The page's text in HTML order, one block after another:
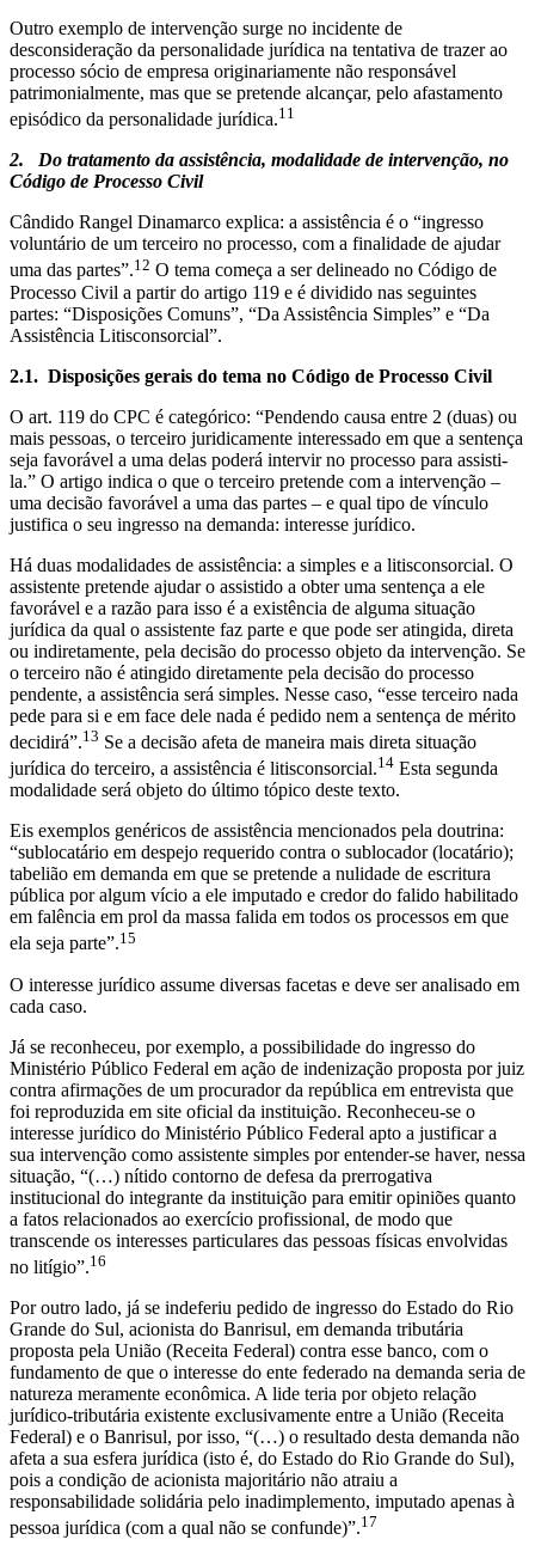
Outro exemplo de intervenção surge no incidente de
desconsideração da personalidade jurídica na tentativa de trazer ao
processo sócio de empresa originariamente não responsável
patrimonialmente, mas que se pretende alcançar, pelo afastamento
episódico da personalidade jurídica.11
2.
Do tratamento da assistência, modalidade de intervenção, no
Código de Processo Civil
Cândido Rangel Dinamarco explica: a assistência é o “ingresso
voluntário de um terceiro no processo, com a finalidade de ajudar
uma das partes”.12 O tema começa a ser delineado no Código de
Processo Civil a partir do artigo 119 e é dividido nas seguintes
partes: “Disposições Comuns”, “Da Assistência Simples” e “Da
Assistência Litisconsorcial”.
2.1. Disposições gerais do tema no Código de Processo Civil
O art. 119 do CPC é categórico: “Pendendo causa entre 2 (duas) ou
mais pessoas, o terceiro juridicamente interessado em que a sentença
seja favorável a uma delas poderá intervir no processo para assisti-
la.” O artigo indica o que o terceiro pretende com a intervenção –
uma decisão favorável a uma das partes – e qual tipo de vínculo
justifica o seu ingresso na demanda: interesse jurídico.
Há duas modalidades de assistência: a simples e a litisconsorcial. O
assistente pretende ajudar o assistido a obter uma sentença a ele
favorável e a razão para isso é a existência de alguma situação
jurídica da qual o assistente faz parte e que pode ser atingida, direta
ou indiretamente, pela decisão do processo objeto da intervenção. Se
o terceiro não é atingido diretamente pela decisão do processo
pendente, a assistência será simples. Nesse caso, “esse terceiro nada
pede para si e em face dele nada é pedido nem a sentença de mérito
decidirá”.13 Se a decisão afeta de maneira mais direta situação
jurídica do terceiro, a assistência é litisconsorcial.14 Esta segunda
modalidade será objeto do último tópico deste texto.
Eis exemplos genéricos de assistência mencionados pela doutrina:
“sublocatário em despejo requerido contra o sublocador (locatário);
tabelião em demanda em que se pretende a nulidade de escritura
pública por algum vício a ele imputado e credor do falido habilitado
em falência em prol da massa falida em todos os processos em que
ela seja parte”.15
O interesse jurídico assume diversas facetas e deve ser analisado em
cada caso.
Já se reconheceu, por exemplo, a possibilidade do ingresso do
Ministério Público Federal em ação de indenização proposta por juiz
contra afirmações de um procurador da república em entrevista que
foi reproduzida em site oficial da instituição. Reconheceu-se o
interesse jurídico do Ministério Público Federal apto a justificar a
sua intervenção como assistente simples por entender-se haver, nessa
situação, “(…) nítido contorno de defesa da prerrogativa
institucional do integrante da instituição para emitir opiniões quanto
a fatos relacionados ao exercício profissional, de modo que
transcende os interesses particulares das pessoas físicas envolvidas
no litígio”.16
Por outro lado, já se indeferiu pedido de ingresso do Estado do Rio
Grande do Sul, acionista do Banrisul, em demanda tributária
proposta pela União (Receita Federal) contra esse banco, com o
fundamento de que o interesse do ente federado na demanda seria de
natureza meramente econômica. A lide teria por objeto relação
jurídico-tributária existente exclusivamente entre a União (Receita
Federal) e o Banrisul, por isso, “(…) o resultado desta demanda não
afeta a sua esfera jurídica (isto é, do Estado do Rio Grande do Sul),
pois a condição de acionista majoritário não atraiu a
responsabilidade solidária pelo inadimplemento, imputado apenas à
pessoa jurídica (com a qual não se confunde)”.17